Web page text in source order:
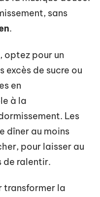
sans
.
, optez pour un
excès de sucre ou
en
à la
Les
dîner au moins
pour laisser au
de ralentir.
transformer la